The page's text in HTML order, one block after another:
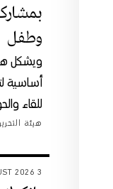
وطفل
ويشكل
أساسية
للقاء
هيئة التحرير
3 AUGUST 2026